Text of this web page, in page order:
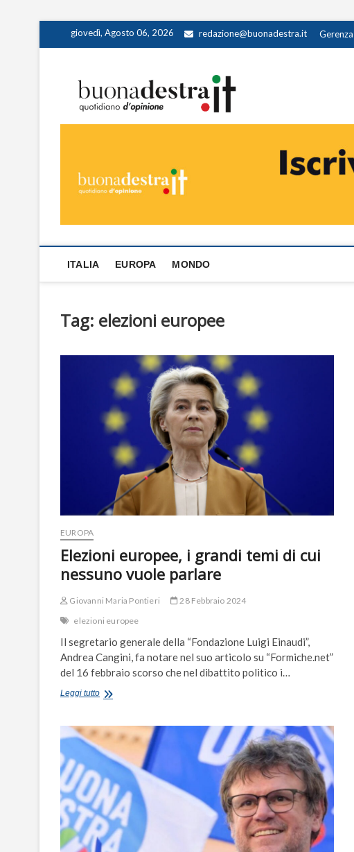
giovedì, Agosto 06, 2026 redazione@buonadestra.it Gerenza
ITALIA EUROPA MONDO
Tag: elezioni europee
EUROPA
Elezioni europee, i grandi temi di cui
nessuno vuole parlare
Giovanni Maria Pontieri
28 Febbraio 2024
elezioni europee
Il segretario generale della “Fondazione Luigi Einaudi”,
Andrea Cangini, fa notare nel suo articolo su “Formiche.net”
del 16 febbraio scorso che nel dibattito politico i…
Leggi tuttoElezioni
grandi
di
nessuno
vuole
parlare